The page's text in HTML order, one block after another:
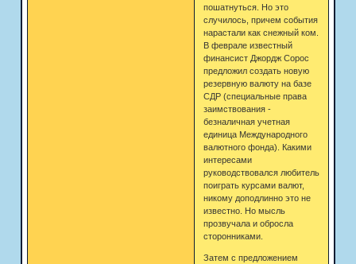
пошатнуться. Но это
случилось, причем события
нарастали как снежный ком.
В феврале известный
финансист Джордж Сорос
предложил создать новую
резервную валюту на базе
СДР (специальные права
заимствования -
безналичная учетная
единица Международного
валютного фонда). Какими
интересами
руководствовался любитель
поиграть курсами валют,
никому доподлинно это не
известно. Но мысль
прозвучала и обросла
сторонниками.
Затем с предложением